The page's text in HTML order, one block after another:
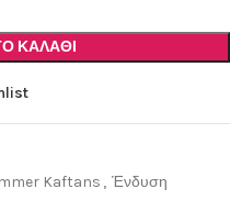
ΚΑΛΆΘΙ
Kaftans , Ένδυση